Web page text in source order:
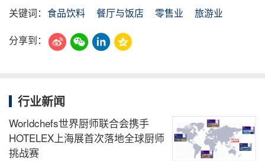
关键词： 食品饮料 餐厅与饭店 零售业
旅游业
分享到：
行业新闻
Worldchefs世界厨师联合会携手
HOTELEX上海展首次落地全球厨师
挑战赛